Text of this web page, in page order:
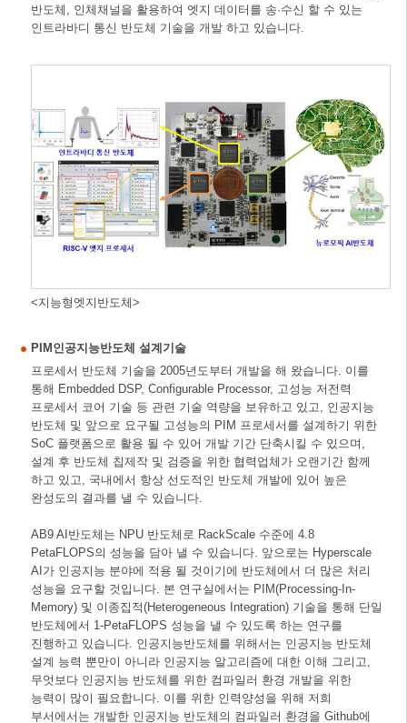
반도체, 인체채널을 활용하여 엣지 데이터를 송·수신 할 수 있는
인트라바디 통신 반도체 기술을 개발 하고 있습니다.
<지능형엣지반도체>
PIM인공지능반도체 설계기술
프로세서 반도체 기술을 2005년도부터 개발을 해 왔습니다. 이를
통해 Embedded DSP, Configurable Processor, 고성능 저전력
프로세서 코어 기술 등 관련 기술 역량을 보유하고 있고, 인공지능
반도체 및 앞으로 요구될 고성능의 PIM 프로세서를 설계하기 위한
SoC 플랫폼으로 활용 될 수 있어 개발 기간 단축시킬 수 있으며,
설계 후 반도체 칩제작 및 검증을 위한 협력업체가 오랜기간 함께
하고 있고, 국내에서 항상 선도적인 반도체 개발에 있어 높은
완성도의 결과를 낼 수 있습니다.
AB9 AI반도체는 NPU 반도체로 RackScale 수준에 4.8
PetaFLOPS의 성능을 담아 낼 수 있습니다. 앞으로는 Hyperscale
AI가 인공지능 분야에 적용 될 것이기에 반도체에서 더 많은 처리
성능을 요구할 것입니다. 본 연구실에서는 PIM(Processing-In-
Memory) 및 이종집적(Heterogeneous Integration) 기술을 통해 단일
반도체에서 1-PetaFLOPS 성능을 낼 수 있도록 하는 연구를
진행하고 있습니다. 인공지능반도체를 위해서는 인공지능 반도체
설계 능력 뿐만이 아니라 인공지능 알고리즘에 대한 이해 그리고,
무엇보다 인공지능 반도체를 위한 컴파일러 환경 개발을 위한
능력이 많이 필요합니다. 이를 위한 인력양성을 위해 저희
부서에서는 개발한 인공지능 반도체의 컴파일러 환경을 Github에